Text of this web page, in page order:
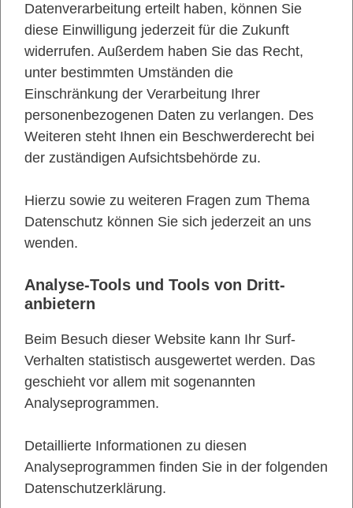
Datenverarbeitung erteilt haben, können Sie
diese Einwilligung jederzeit für die Zukunft
widerrufen. Außerdem haben Sie das Recht,
unter bestimmten Umständen die
Einschränkung der Verarbeitung Ihrer
personenbezogenen Daten zu verlangen. Des
Weiteren steht Ihnen ein Beschwerderecht bei
der zuständigen Aufsichtsbehörde zu.
Hierzu sowie zu weiteren Fragen zum Thema
Datenschutz können Sie sich jederzeit an uns
wenden.
Analyse-Tools und Tools von Dritt­
anbietern
Beim Besuch dieser Website kann Ihr Surf-
Verhalten statistisch ausgewertet werden. Das
geschieht vor allem mit sogenannten
Analyseprogrammen.
Detaillierte Informationen zu diesen
Analyseprogrammen finden Sie in der folgenden
Datenschutzerklärung.